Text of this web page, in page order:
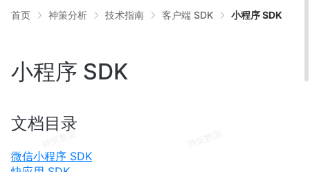
首页 神策分析 技术指南 客户端 SDK 小程序 SDK
小程序 SDK
文档目录
微信小程序 SDK